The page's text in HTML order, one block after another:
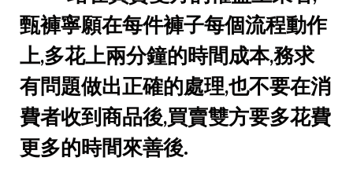
甄褲寧願在每件褲子每個流程動作
上,多花上兩分鐘的時間成本,務求
有問題做出正確的處理,也不要在消
費者收到商品後,買賣雙方要多花費
更多的時間來善後.